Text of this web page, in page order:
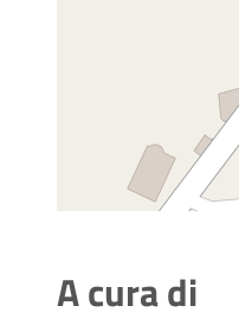
A cura di